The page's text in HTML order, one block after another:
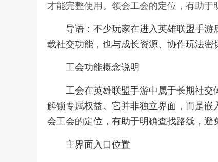
才能完整使用。领会工会的定位，有助
导语：不少玩家在进入英雄联盟手
载社交功能，也与成长资源、协作玩法密
工会功能概念说明
工会在英雄联盟手游中属于长期社
解锁专属权益。它并非独立界面，而是
会工会的定位，有助于明确查找路线，避
主界面入口位置